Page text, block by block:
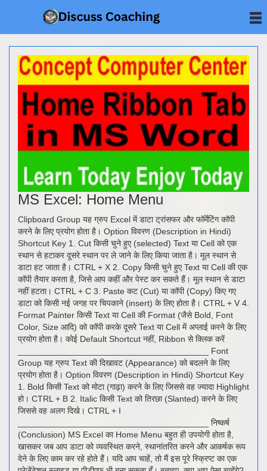
MS Excel: Home Menu
Clipboard Group यह ग्रुप Excel में डाटा ट्रांसफर और फॉर्मेटिंग कॉपी
करने के लिए प्रयोग होता है। Option विवरण (Description in Hindi)
Shortcut Key 1. Cut किसी चुने हुए (selected) Text या Cell को एक
स्थान से हटाकर दूसरे स्थान पर ले जाने के लिए किया जाता है। मूल स्थान से
डाटा हट जाता है। CTRL + X 2. Copy किसी चुने हुए Text या Cell की एक
कॉपी तैयार करता है, जिसे आप कहीं और पेस्ट कर सकते हैं। मूल स्थान से डाटा
नहीं हटता। CTRL + C 3. Paste कट (Cut) या कॉपी (Copy) किए गए
डाटा को किसी नई जगह पर चिपकाने (insert) के लिए होता है। CTRL + V 4.
Format Painter किसी Text या Cell की Format (जैसे Bold, Font
Color, Size आदि) को कॉपी करके दूसरे Text या Cell में अप्लाई करने के लिए
प्रयोग होता है। कोई Default Shortcut नहीं, Ribbon से क्लिक करें
________________________________________ Font
Group यह ग्रुप Text की दिखावट (Appearance) को बदलने के लिए
प्रयोग होता है। Option विवरण (Description in Hindi) Shortcut Key
1. Bold किसी Text को मोटा (गाढ़ा) करने के लिए जिससे वह ज्यादा Highlight
हो। CTRL + B 2. Italic किसी Text को तिरछा (Slanted) करने के लिए
जिससे वह अलग दिखे। CTRL + I
________________________________________ निष्कर्ष
(Conclusion) MS Excel का Home Menu बहुत ही उपयोगी होता है,
खासकर जब आप डाटा को व्यवस्थित करने, स्थानांतरित करने और आकर्षक रूप
देने के लिए काम कर रहे होते हैं। यदि आप चाहें, तो मैं इस पूरे स्क्रिप्ट का एक